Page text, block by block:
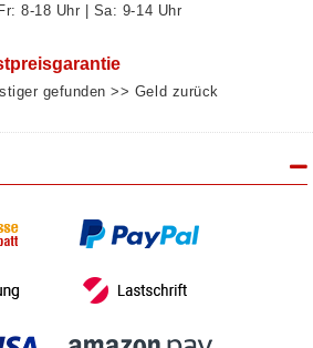
8‑18 Uhr | Sa: 9‑14 Uhr
gefunden >> Geld zurück